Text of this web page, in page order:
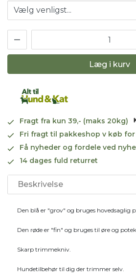
Læg i kurv
Fragt fra kun 39,- (maks 20kg)
Fri fragt til pakkeshop v køb for
Få nyheder og fordele ved
14 dages fuld returret
Beskrivelse
Den blå er "grov" og bruges hovedsaglig
Den røde er "fin" og bruges til øre og
Skarp trimmekniv.
Hundetilbehør til dig der trimmer selv.